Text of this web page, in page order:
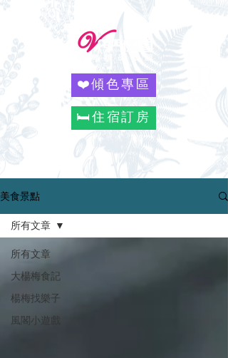
❤️傾色專區
🛏️住宿訂房
美食景點
所有文章
大楊梅食記
楊梅找樂子
風閣小遊戲
所有文章